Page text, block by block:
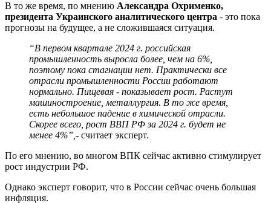
В то же время, по мнению Александра Охрименко,
президента Украинского аналитического центра - это пока
прогнозы на будущее, а не сложившаяся ситуация.
“В первом квартале 2024 г. российская
промышленность выросла более, чем на 6%,
поэтому пока стагнации нет. Практически все
отрасли промышленности России работают
нормально. Пищевая - показывает рост. Растут
машиностроение, металлургия. В то же время,
есть небольшое падение в химической отрасли.
Скорее всего, рост ВВП РФ за 2024 г. будет не
менее 4%”, - считает эксперт.
По его мнению, во многом ВПК сейчас активно стимулирует
рост индустрии РФ.
Однако эксперт говорит, что в России сейчас очень большая
инфляция.